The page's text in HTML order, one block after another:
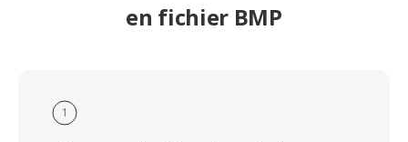
en fichier BMP
1